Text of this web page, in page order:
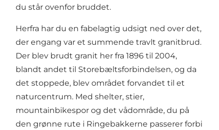
du står ovenfor bruddet.
Herfra har du en fabelagtig udsigt ned over det,
der engang var et summende travlt granitbrud.
Der blev brudt granit her fra 1896 til 2004,
blandt andet til Storebæltsforbindelsen, og da
det stoppede, blev området forvandet til et
naturcentrum. Med shelter, stier,
mountainbikespor og det vådområde, du på
den grønne rute i Ringebakkerne passerer forbi